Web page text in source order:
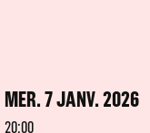
MER. 7 JANV. 2026
20:00